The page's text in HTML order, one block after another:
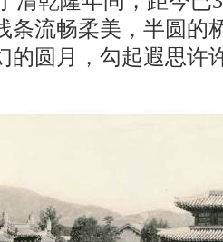
条流畅柔美，半圆的
的圆月，勾起遐思许